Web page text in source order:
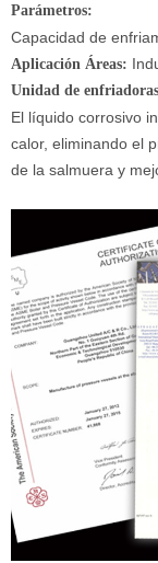
Parámetros:
Capacidad de
Aplicación Áreas:
Unidad de
El líquido corrosivo
calor, eliminando el
de la salmuera y